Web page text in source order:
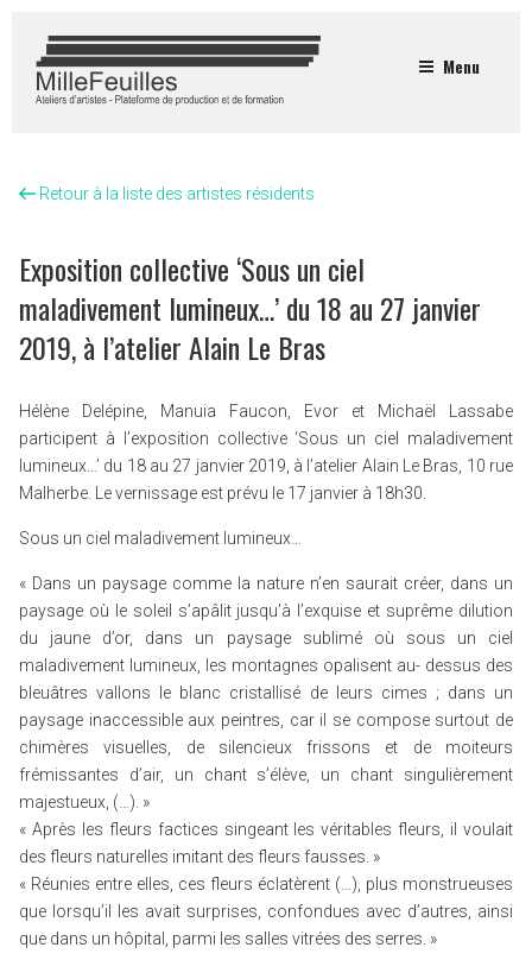
Menu
Retour à la liste des artistes résidents
Exposition collective ‘Sous un ciel
maladivement lumineux…’ du 18 au 27 janvier
2019, à l’atelier Alain Le Bras
Hélène Delépine, Manuia Faucon, Evor et Michaël Lassabe
participent à l’exposition collective ‘Sous un ciel maladivement
lumineux…’ du 18 au 27 janvier 2019, à l’atelier Alain Le Bras, 10 rue
Malherbe. Le vernissage est prévu le 17 janvier à 18h30.
Sous un ciel maladivement lumineux…
« Dans un paysage comme la nature n’en saurait créer, dans un
paysage où le soleil s’apâlit jusqu’à l’exquise et suprême dilution
du jaune d’or, dans un paysage sublimé où sous un ciel
maladivement lumineux, les montagnes opalisent au- dessus des
bleuâtres vallons le blanc cristallisé de leurs cimes ; dans un
paysage inaccessible aux peintres, car il se compose surtout de
chimères visuelles, de silencieux frissons et de moiteurs
frémissantes d’air, un chant s’élève, un chant singulièrement
majestueux, (…). »
« Après les fleurs factices singeant les véritables fleurs, il voulait
des fleurs naturelles imitant des fleurs fausses. »
« Réunies entre elles, ces fleurs éclatèrent (…), plus monstrueuses
que lorsqu’il les avait surprises, confondues avec d’autres, ainsi
que dans un hôpital, parmi les salles vitrées des serres. »